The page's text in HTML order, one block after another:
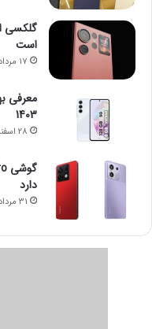
است
17 مرداد 1403
1403
28 اسفند 1403
دارد
31 مرداد 1403